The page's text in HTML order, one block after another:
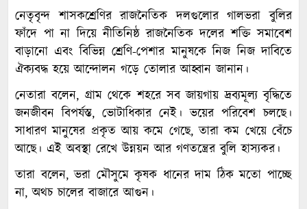
নেতৃবৃন্দ শাসকশ্রেণির রাজনৈতিক দলগুলোর গালভরা বুলির
ফাঁদে পা না দিয়ে নীতিনিষ্ঠ রাজনৈতিক দলের শক্তি সমাবেশ
বাড়ানো এবং বিভিন্ন শ্রেণি-পেশার মানুষকে নিজ নিজ দাবিতে
ঐক্যবদ্ধ হয়ে আন্দোলন গড়ে তোলার আহ্বান জানান।
নেতারা বলেন, গ্রাম থেকে শহরে সব জায়গায় দ্রব্যমূল্য বৃদ্ধিতে
জনজীবন বিপর্যস্ত, ভোটাধিকার নেই। ভয়ের পরিবেশ চলছে।
সাধারণ মানুষের প্রকৃত আয় কমে গেছে, তারা কম খেয়ে বেঁচে
আছে। এই অবস্থা রেখে উন্নয়ন আর গণতন্ত্রের বুলি হাস্যকর।
তারা বলেন, ভরা মৌসুমে কৃষক ধানের দাম ঠিক মতো পাচ্ছে
না, অথচ চালের বাজারে আগুন।